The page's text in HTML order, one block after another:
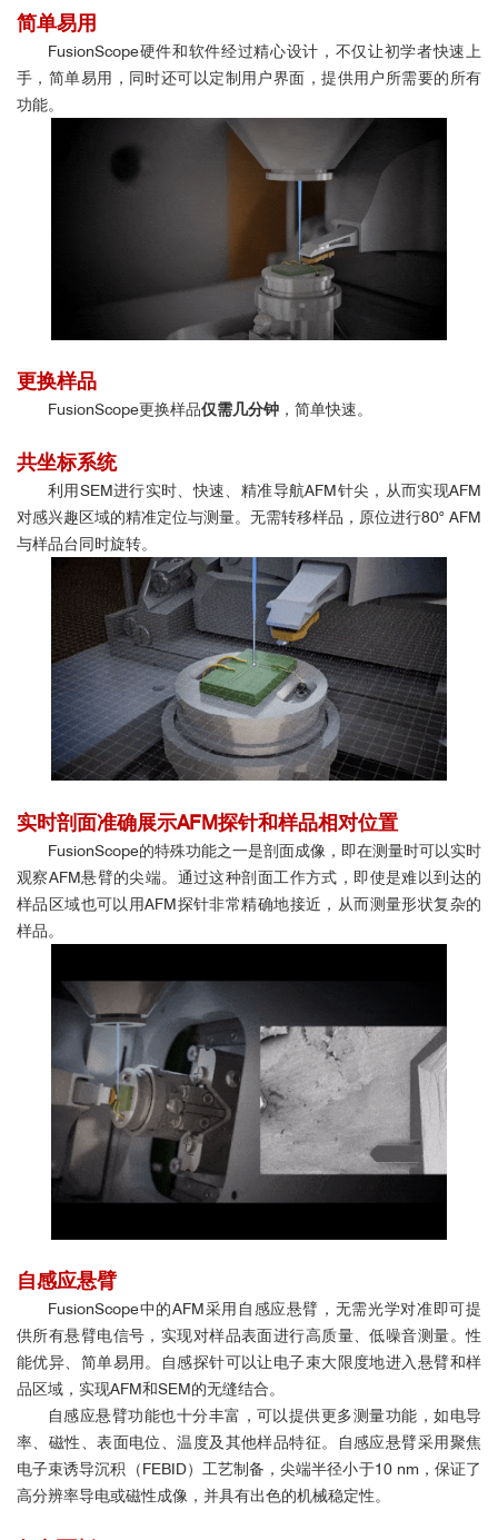
简单易用
FusionScope硬件和软件经过精心设计，不仅让初学者快速上
手，简单易用，同时还可以定制用户界面，提供用户所需要的所有
功能。
更换样品
FusionScope更换样品仅需几分钟 ，简单快速。
共坐标系统
利用SEM进行实时、快速、精准导航AFM针尖，从而实现AFM
对感兴趣区域的精准定位与测量。无需转移样品，原位进行80° AFM
与样品台同时旋转。
实时剖面准确展示AFM探针和样品相对位置
FusionScope的特殊功能之一是剖面成像，即在测量时可以实时
观察AFM悬臂的尖端。通过这种剖面工作方式，即使是难以到达的
样品区域也可以用AFM探针非常精确地接近，从而测量形状复杂的
样品。
自感应悬臂
FusionScope中的AFM采用自感应悬臂，无需光学对准即可提
供所有悬臂电信号，实现对样品表面进行高质量、低噪音测量。性
能优异、简单易用。自感探针可以让电子束大限度地进入悬臂和样
品区域，实现AFM和SEM的无缝结合。
自感应悬臂功能也十分丰富，可以提供更多测量功能，如电导
率、磁性、表面电位、温度及其他样品特征。
自感应悬臂采用聚焦
电子束诱导沉积（FEBID）工艺制备，尖端半径小于10 nm，保证了
高分辨率导电或磁性成像，并具有出色的机械稳定性。